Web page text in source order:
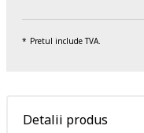
Pretul include TVA.
Detalii produs